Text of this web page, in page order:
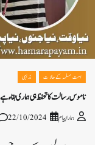
امت مسلمہ کے حالات مذہبی
ناموس رسالت کا تحفظ ہی ہماری بقاء ہے
ہمارا پیام 22/10/2024